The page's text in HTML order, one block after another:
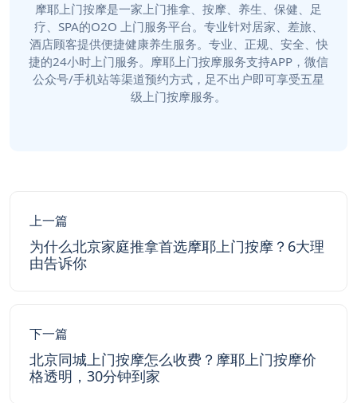
摩耶上门按摩是一家上门推拿、按摩、养生、保健、足
疗、SPA的O2O 上门服务平台。专业针对居家、差旅、
酒店顾客提供便捷健康养生服务。专业、正规、安全、快
捷的24小时上门服务。摩耶上门按摩服务支持APP，微信
公众号/手机站等渠道预约方式，足不出户即可享受五星
级上门按摩服务。
上一篇
为什么北京家庭推拿首选摩耶上门按摩？6大理
由告诉你
下一篇
北京同城上门按摩怎么收费？摩耶上门按摩价
格透明，30分钟到家